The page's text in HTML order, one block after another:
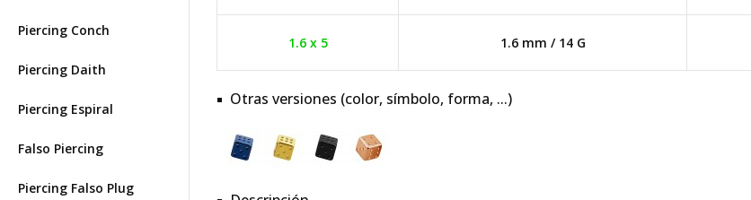
Piercing Conch
Piercing Daith
Piercing Espiral
Falso Piercing
Piercing Falso Plug
1.6 x 5 1.6 mm / 14 G
Otras versiones (color, símbolo, forma, ...)